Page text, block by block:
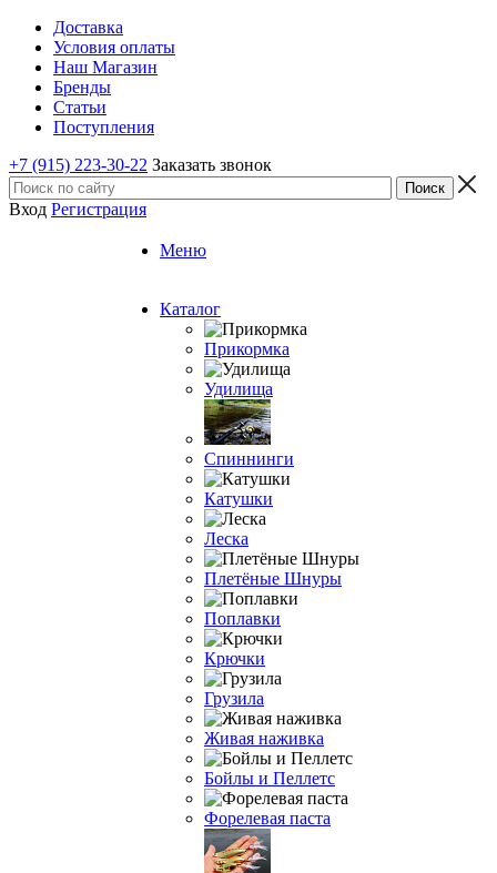
Доставка
Условия оплаты
Наш Магазин
Бренды
Статьи
Поступления
+7 (915) 223-30-22 Заказать звонок
Вход Регистрация
Меню
Каталог
Прикормка
Удилища
Спиннинги
Катушки
Леска
Плетёные Шнуры
Поплавки
Крючки
Грузила
Живая наживка
Бойлы и Пеллетс
Форелевая паста